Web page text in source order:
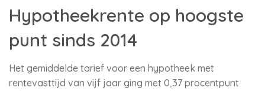
Hypotheekrente op hoogste
punt sinds 2014
Het gemiddelde tarief voor een hypotheek met
rentevasttijd van vijf jaar ging met 0,37 procentpunt